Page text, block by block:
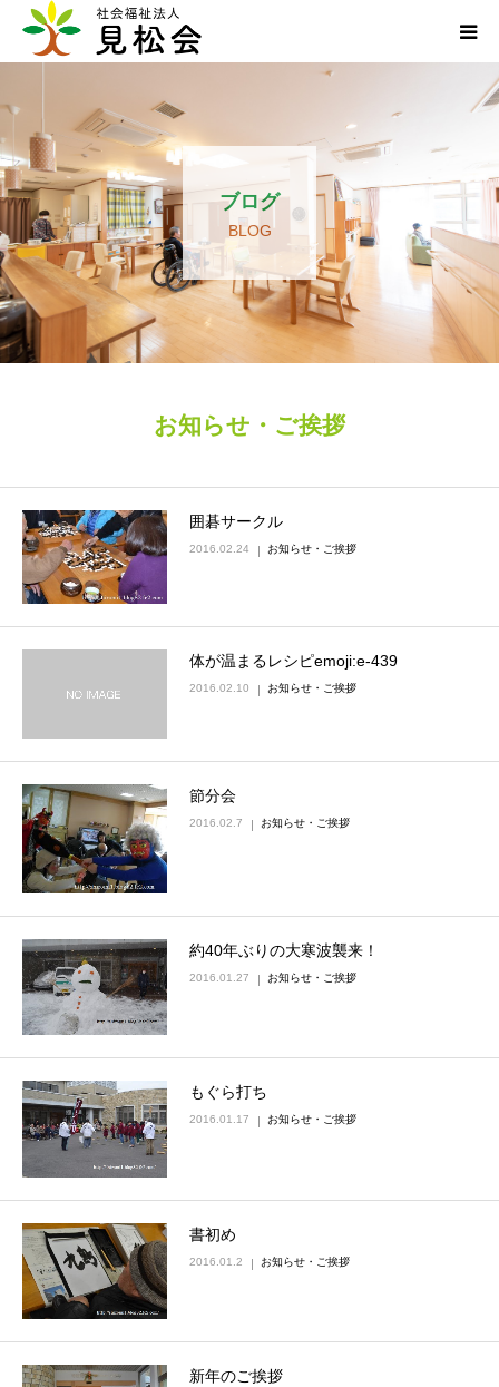
ブログ
BLOG
お知らせ・ご挨拶
囲碁サークル
2016.02.24 お知らせ・ご挨拶
体が温まるレシピemoji:e-439
2016.02.10 お知らせ・ご挨拶
節分会
2016.02.7 お知らせ・ご挨拶
約40年ぶりの大寒波襲来！
2016.01.27 お知らせ・ご挨拶
もぐら打ち
2016.01.17 お知らせ・ご挨拶
書初め
2016.01.2 お知らせ・ご挨拶
新年のご挨拶
施設案内
サービス内容
求人・ボランティア
アクセス